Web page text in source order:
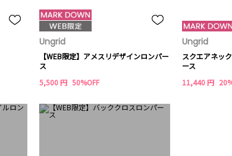
Ungrid
【WEB限定】アメスリデザインロンパー
ス
5,500 円 50%OFF
Ungrid
スクエアネッ
ース
11,440 円